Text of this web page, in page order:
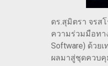
ดร.สุมิตรา จรส
ความร่วมมือทา
Software) ด้วย
ผลมาสู่ชุดควบคุ